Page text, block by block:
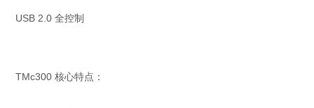
USB 2.0 全控制
TMc300 核心特点：